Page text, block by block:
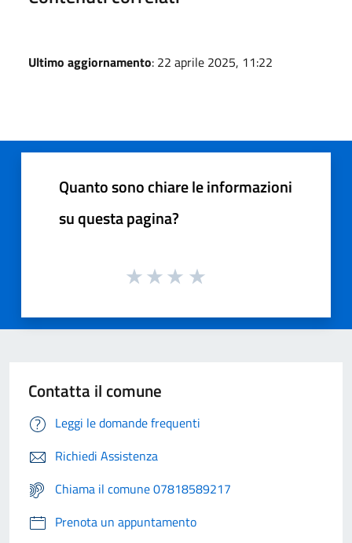
Ultimo aggiornamento: 22 aprile 2025, 11:22
Quanto sono chiare le informazioni
su questa pagina?
Contatta il comune
Leggi le domande frequenti
Richiedi Assistenza
Chiama il comune 07818589217
Prenota un appuntamento